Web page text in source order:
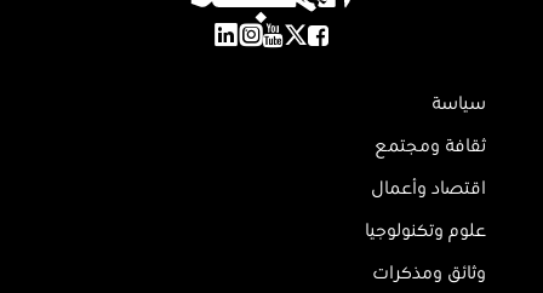
سياسة
ثقافة ومجتمع
اقتصاد وأعمال
علوم وتكنولوجيا
وثائق ومذكرات